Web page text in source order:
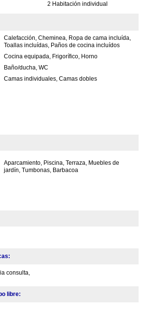
2 Habitación individual
Calefacción, Cheminea, Ropa de cama incluída,
Toallas incluídas, Paños de cocina incluídos
Cocina equipada, Frigorífico, Horno
Baño/ducha, WC
Camas individuales, Camas dobles
Aparcamiento, Piscina, Terraza, Muebles de
jardín, Tumbonas, Barbacoa
consulta,
libre: